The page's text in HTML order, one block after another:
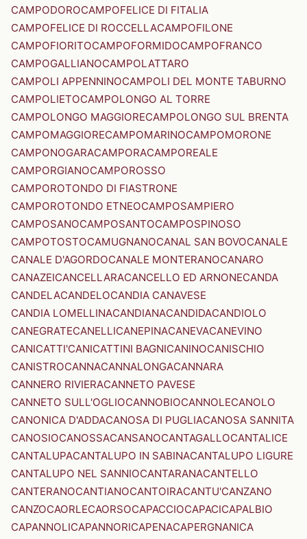
CAMPODOROCAMPOFELICE DI FITALIA
CAMPOFELICE DI ROCCELLACAMPOFILONE
CAMPOFIORITOCAMPOFORMIDOCAMPOFRANCO
CAMPOGALLIANOCAMPOLATTARO
CAMPOLI APPENNINOCAMPOLI DEL MONTE TABURNO
CAMPOLIETOCAMPOLONGO AL TORRE
CAMPOLONGO MAGGIORECAMPOLONGO SUL BRENTA
CAMPOMAGGIORECAMPOMARINOCAMPOMORONE
CAMPONOGARACAMPORACAMPOREALE
CAMPORGIANOCAMPOROSSO
CAMPOROTONDO DI FIASTRONE
CAMPOROTONDO ETNEOCAMPOSAMPIERO
CAMPOSANOCAMPOSANTOCAMPOSPINOSO
CAMPOTOSTOCAMUGNANOCANAL SAN BOVOCANALE
CANALE D'AGORDOCANALE MONTERANOCANARO
CANAZEICANCELLARACANCELLO ED ARNONECANDA
CANDELACANDELOCANDIA CANAVESE
CANDIA LOMELLINACANDIANACANDIDACANDIOLO
CANEGRATECANELLICANEPINACANEVACANEVINO
CANICATTI'CANICATTINI BAGNICANINOCANISCHIO
CANISTROCANNACANNALONGACANNARA
CANNERO RIVIERACANNETO PAVESE
CANNETO SULL'OGLIOCANNOBIOCANNOLECANOLO
CANONICA D'ADDACANOSA DI PUGLIACANOSA SANNITA
CANOSIOCANOSSACANSANOCANTAGALLOCANTALICE
CANTALUPACANTALUPO IN SABINACANTALUPO LIGURE
CANTALUPO NEL SANNIOCANTARANACANTELLO
CANTERANOCANTIANOCANTOIRACANTU'CANZANO
CANZOCAORLECAORSOCAPACCIOCAPACICAPALBIO
CAPANNOLICAPANNORICAPENACAPERGNANICA